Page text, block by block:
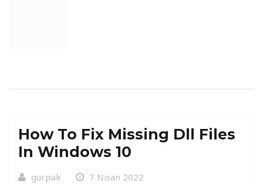
How To Fix Missing Dll Files
In Windows 10
gurpak
7 Nisan 2022